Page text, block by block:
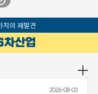
2026-08-03